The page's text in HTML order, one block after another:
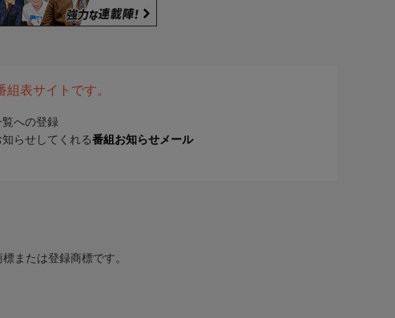
表サイトです。
覧への登録
らせしてくれる番組お知らせメール
または登録商標です。